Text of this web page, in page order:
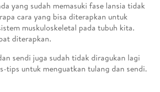
yang sudah memasuki fase lansia tidak
cara yang bisa diterapkan untuk
muskuloskeletal pada tubuh kita.
diterapkan.
sendi juga sudah tidak diragukan lagi
tips untuk menguatkan tulang dan sendi.